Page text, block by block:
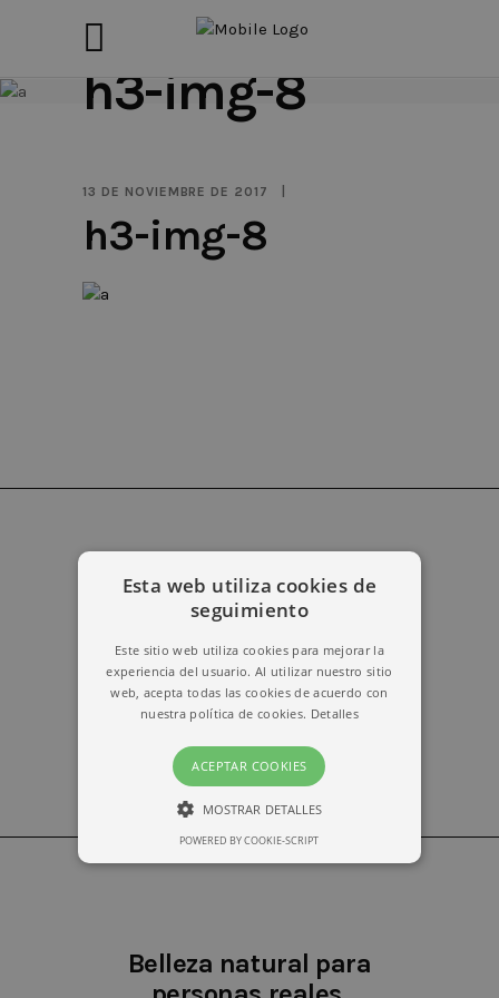
h3-img-8
13 DE NOVIEMBRE DE 2017
h3-img-8
erika@kymabarcelona.com
Belleza natural para
Esta web utiliza cookies de
seguimiento
Este sitio web utiliza cookies para mejorar la
experiencia del usuario. Al utilizar nuestro sitio
web, acepta todas las cookies de acuerdo con
nuestra política de cookies. Detalles
ACEPTAR COOKIES
MOSTRAR DETALLES
POWERED BY COOKIE-SCRIPT